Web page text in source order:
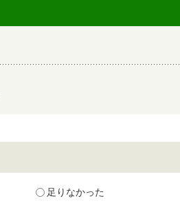
足りなかった